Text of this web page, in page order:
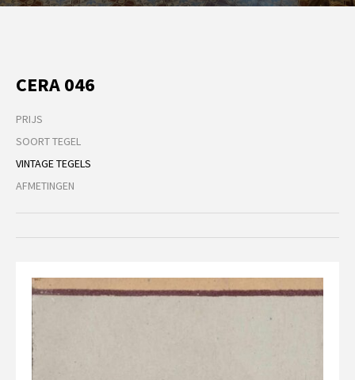
CERA 046
PRIJS
SOORT TEGEL
VINTAGE TEGELS
AFMETINGEN